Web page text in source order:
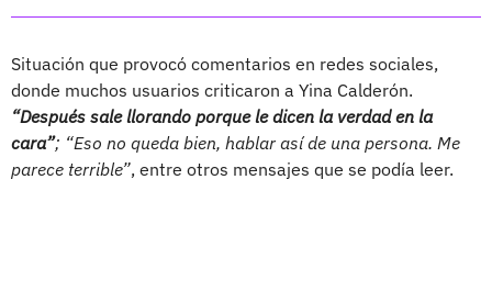
Situación que provocó comentarios en redes sociales,
donde muchos usuarios criticaron a Yina Calderón.
“Después sale llorando porque le dicen la verdad en la
cara”; “Eso no queda bien, hablar así de una persona. Me
parece terrible”, entre otros mensajes que se podía leer.